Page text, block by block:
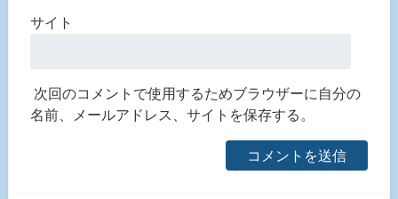
サイト
次回のコメントで使用するためブラウザーに自分の
名前、メールアドレス、サイトを保存する。